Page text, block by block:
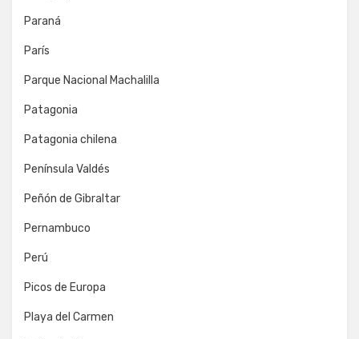
Paraná
París
Parque Nacional Machalilla
Patagonia
Patagonia chilena
Península Valdés
Peñón de Gibraltar
Pernambuco
Perú
Picos de Europa
Playa del Carmen